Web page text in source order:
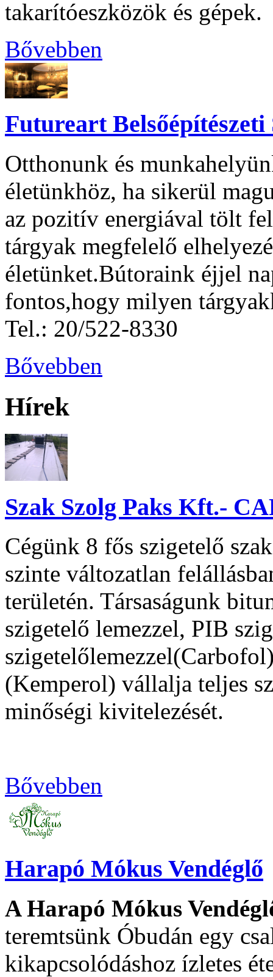
takarítóeszközök és gépek.
Bővebben
Futureart Belsőépítészeti
Otthonunk és
életünkhöz, ha sikerül
az pozitív energiával tölt
tárgyak megfelelő
életünket.Bútoraink éjjel
fontos,hogy milyen
Tel.: 20/522-8330
Bővebben
Hírek
Szak Szolg Paks Kft.-
Cégünk 8 fős szigetelő
szinte változatlan
területén. Társaságunk
szigetelő lemezzel, PIB
(Kemperol) vállalja teljes
minőségi kivitelezését.
Bővebben
Harapó Mókus Vendéglő
A Harapó Mókus
teremtsünk Óbudán egy
kikapcsolódáshoz ízletes